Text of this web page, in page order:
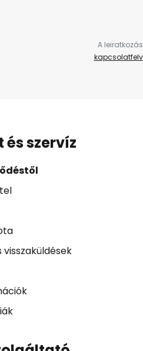
A
szervíz
visszaküldések